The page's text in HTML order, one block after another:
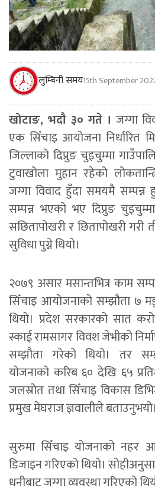
लुम्बिनी समय15th September
खोटाङ, भदौ ३० गते ।जग्गा
एक सिँचाइ आयोजना निर्धारित
जिल्लाको दिप्रुङ चुइचुम्मा
टुवाखोला मुहान रहेको
जग्गा विवाद हुँदा समयमै
सम्पन्न भएको भए दिप्रुङ
सछितापोखरी र छितापोखरी गरी
सुविधा पुग्ने थियो।
२०७९ असार मसान्तभित्र काम
सिँचाइ आयोजनाको सम्झौता ७
थियो। प्रदेश सरकारको सात
स्काई रामसागर विवश जेभीको
सम्झौता गरेको थियो। तर
योजनाको करिब ६० देखि ६५
जलस्रोत तथा सिँचाइ विकास
प्रमुख मेघराज ज्ञवालीले बताउनुभयो।
सुरुमा सिँचाइ योजनाको नहर
डिजाइन गरिएको थियो।
धनीबाट जग्गा व्यवस्था गरिएको